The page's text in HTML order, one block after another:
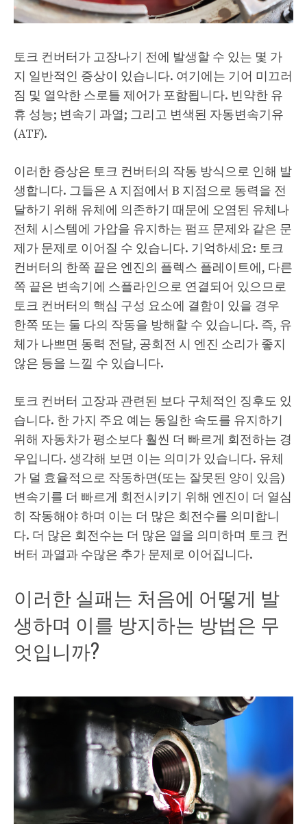
토크 컨버터가 고장나기 전에 발생할 수 있는 몇 가
지 일반적인 증상이 있습니다. 여기에는 기어 미끄러
짐 및 열악한 스로틀 제어가 포함됩니다. 빈약한 유
휴 성능; 변속기 과열; 그리고 변색된 자동변속기유
(ATF).
이러한 증상은 토크 컨버터의 작동 방식으로 인해 발
생합니다. 그들은 A 지점에서 B 지점으로 동력을 전
달하기 위해 유체에 의존하기 때문에 오염된 유체나
전체 시스템에 가압을 유지하는 펌프 문제와 같은 문
제가 문제로 이어질 수 있습니다. 기억하세요: 토크
컨버터의 한쪽 끝은 엔진의 플렉스 플레이트에, 다른
쪽 끝은 변속기에 스플라인으로 연결되어 있으므로
토크 컨버터의 핵심 구성 요소에 결함이 있을 경우
한쪽 또는 둘 다의 작동을 방해할 수 있습니다. 즉, 유
체가 나쁘면 동력 전달, 공회전 시 엔진 소리가 좋지
않은 등을 느낄 수 있습니다.
토크 컨버터 고장과 관련된 보다 구체적인 징후도 있
습니다. 한 가지 주요 예는 동일한 속도를 유지하기
위해 자동차가 평소보다 훨씬 더 빠르게 회전하는 경
우입니다. 생각해 보면 이는 의미가 있습니다. 유체
가 덜 효율적으로 작동하면(또는 잘못된 양이 있음)
변속기를 더 빠르게 회전시키기 위해 엔진이 더 열심
히 작동해야 하며 이는 더 많은 회전수를 의미합니
다. 더 많은 회전수는 더 많은 열을 의미하며 토크 컨
버터 과열과 수많은 추가 문제로 이어집니다.
이러한 실패는 처음에 어떻게 발
생하며 이를 방지하는 방법은 무
엇입니까?